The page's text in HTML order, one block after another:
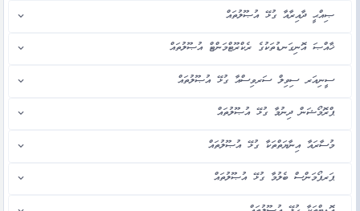
ޞިއްޙީ ދާއިރާއާ ގުޅޭ އުޞޫލުތައް
ޚާއްޞަ އޮނިގަނޑުތަކުގެ ރެކްރޫޓްމަންޓް އުޞޫލުތައް
ސީނިއަރ ސިވިލް ސަރވިސްއާ ގުޅޭ އުޞޫލުތައް
ޕްރޮމޯޝަން ދިނުމާ ގުޅޭ އުޞޫލުތައް
މުސާރައާ އިނާޔަތްތަކާ ގުޅޭ އުޞޫލުތައް
ޕަރފޯމަންސް ބެލުމާ ގުޅޭ އުޞޫލުތައް